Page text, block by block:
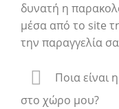
δυνατή η
μέσα από το site
την παραγγελία
Ποια είναι
στο χώρο μου?